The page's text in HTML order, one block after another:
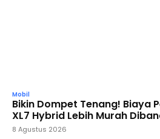
Mobil
Bikin Dompet Tenang! Biaya
XL7 Hybrid Lebih Murah
8 Agustus 2026